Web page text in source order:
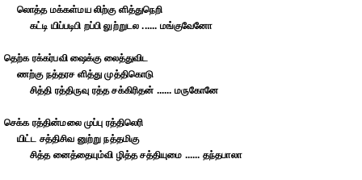
லொத்த மக்கள்மய லிற்கு ளித்துநெறி
கட்டி யிப்படிபி றப்பி லுற்றுடல ...... மங்குவேனோ
தெற்க ரக்கர்பவி ஷைக்கு லைத்துவிட
ணற்கு நத்தரச ளித்து முத்திகொடு
சித்தி ரத்திருவு ரத்த சக்கிரிதன் ...... மருகோனே
செக்க ரத்தின்மலை முப்பு ரத்திலெரி
யிட்ட சத்திசிவ னுற்று நத்தமிகு
சித்த னைத்தையும்வி ழித்த சத்தியுமை ...... தந்தபாலா